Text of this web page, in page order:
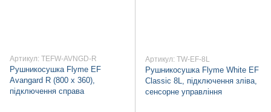
Артикул: TEFW-AVNGD-R
Рушникосушка Flyme EF
Avangard R (800 х 360),
підключення справа
Артикул: TW-EF-8L
Рушникосушка Flyme White EF
Classic 8L, підключення зліва,
сенсорне управління